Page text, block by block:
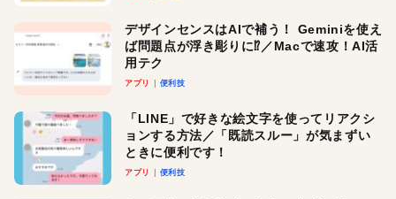
デザインセンスはAIで補う！ Geminiを使え
ば問題点が浮き彫りに⁉︎／Macで速攻！AI活
用テク
アプリ 便利技
「LINE」で好きな絵文字を使ってリアクシ
ョンする方法／「既読スルー」が気まずい
ときに便利です！
アプリ 便利技